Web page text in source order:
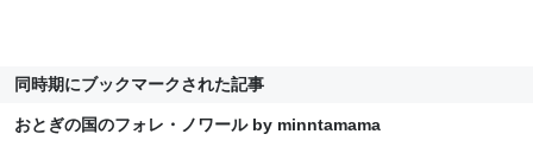
同時期にブックマークされた記事
おとぎの国のフォレ・ノワール by minntamama